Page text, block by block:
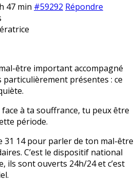
47 min #59292 Répondre
être important accompagné
particulièrement présentes : ce
à ta souffrance, tu peux être
période.
31 14 pour parler de ton mal-être
C’est le dispositif national
ils sont ouverts 24h/24 et c’est